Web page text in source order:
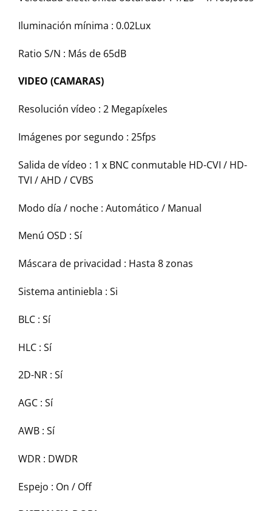
Iluminación mínima : 0.02Lux
Ratio S/N : Más de 65dB
VIDEO (CAMARAS)
Resolución vídeo : 2 Megapíxeles
Imágenes por segundo : 25fps
Salida de vídeo : 1 x BNC conmutable HD-CVI / HD-
TVI / AHD / CVBS
Modo día / noche : Automático / Manual
Menú OSD : Sí
Máscara de privacidad : Hasta 8 zonas
Sistema antiniebla : Si
BLC : Sí
HLC : Sí
2D-NR : Sí
AGC : Sí
AWB : Sí
WDR : DWDR
Espejo : On / Off